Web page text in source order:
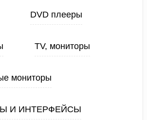
DVD плееры
TV, мониторы
мониторы
И ИНТЕРФЕЙСЫ